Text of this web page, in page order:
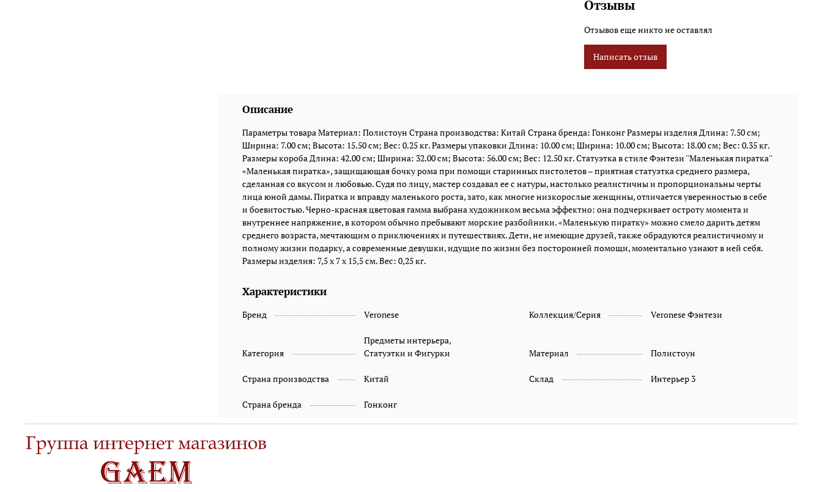
роста, зато, как многие низкорослые женщины,
Черно-красная цветовая гамма выбрана
художником весьма эффектно: она подчеркивает
остроту момента и внутреннее напряжение, в
котором обычно пребывают морские разбойники.
подарку, а современные девушки, идущие по жизни
без посторонней помощи, моментально узнают в
ней себя. Размеры изделия: 7,5 x 7 x 15,5 см. Вес: 0,25
кг.
Отзывы
Отзывов еще никто не оставлял
Написать отзыв
Описание
Параметры товара Материал: Полистоун Страна производства: Китай Страна бренда: Гонконг Размеры изделия Длина: 7.50 см;
Ширина: 7.00 см; Высота: 15.50 см; Вес: 0.25 кг. Размеры упаковки Длина: 10.00 см; Ширина: 10.00 см; Высота: 18.00 см; Вес: 0.35 кг.
Размеры короба Длина: 42.00 см; Ширина: 32.00 см; Высота: 56.00 см; Вес: 12.50 кг. Статуэтка в стиле Фэнтези ''Маленькая пиратка''
«Маленькая пиратка», защищающая бочку рома при помощи старинных пистолетов – приятная статуэтка среднего размера,
сделанная со вкусом и любовью. Судя по лицу, мастер создавал ее с натуры, настолько реалистичны и пропорциональны черты
лица юной дамы. Пиратка и вправду маленького роста, зато, как многие низкорослые женщины, отличается уверенностью в себе
и боевитостью. Черно-красная цветовая гамма выбрана художником весьма эффектно: она подчеркивает остроту момента и
внутреннее напряжение, в котором обычно пребывают морские разбойники. «Маленькую пиратку» можно смело дарить детям
среднего возраста, мечтающим о приключениях и путешествиях. Дети, не имеющие друзей, также обрадуются реалистичному и
полному жизни подарку, а современные девушки, идущие по жизни без посторонней помощи, моментально узнают в ней себя.
Размеры изделия: 7,5 x 7 x 15,5 см. Вес: 0,25 кг.
Характеристики
Бренд Veronese Коллекция/Серия Veronese Фэнтези
Категория
Предметы интерьера,
Статуэтки и Фигурки
Материал Полистоун
Страна производства Китай Склад Интерьер 3
Страна бренда Гонконг